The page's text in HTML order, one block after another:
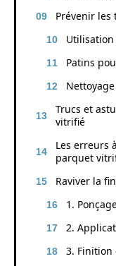
Prévenir
Patins
Trucs et
vitrifié
Les erreurs
parquet
Raviver la
1.
2.
3.